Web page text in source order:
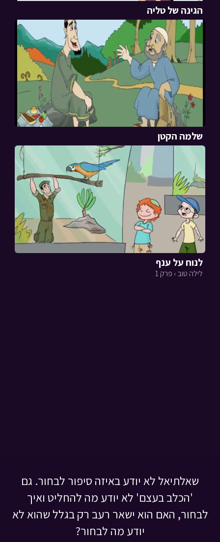
הגינה של טליה
שלמה הקטן
לנוח על ענף
לילה טוב › פרק 1
שאלתיאל לא יודע באיזה סיפור לבחור. גם
'הכלב בעצם' לא יודע מה להחליט ואיך
לבחור, האם הוא ישאר רעב רק בגלל שהוא לא
יודע מה לבחור?